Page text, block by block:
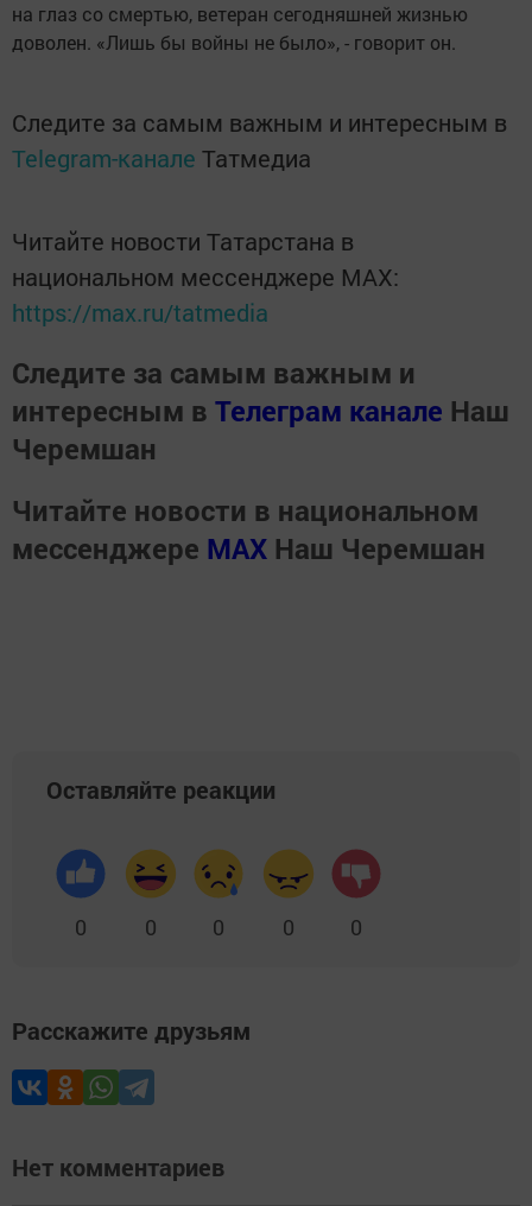
на глаз со смертью, ветеран сегодняшней жизнью
доволен. «Лишь бы войны не было», - говорит он.
Следите за самым важным и интересным в
Telegram-канале Татмедиа
Читайте новости Татарстана в
национальном мессенджере MАХ:
https://max.ru/tatmedia
Следите за самым важным и
интересным в Телеграм канале Наш
Черемшан
Читайте новости в национальном
мессенджере MАХ Наш Черемшан
Оставляйте реакции
0 0 0 0 0
Расскажите друзьям
Нет комментариев